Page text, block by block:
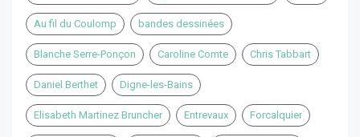
Au fil du Coulomp bandes dessinées
Blanche Serre-Ponçon Caroline Comte Chris Tabbart
Daniel Berthet Digne-les-Bains
Elisabeth Martinez Bruncher Entrevaux Forcalquier